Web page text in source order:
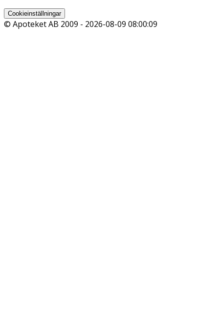
Cookieinställningar
© Apoteket AB 2009 - 2026-08-09 08:00:09